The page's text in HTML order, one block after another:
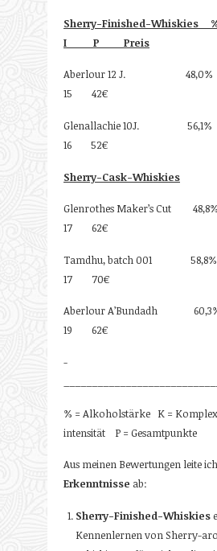
Sherry-Finished-
I P Preis
Aberlour 12 J.
15 42€
Glenallachie 10J.
16 52€
Sherry-Cask-Whiskies
Glenrothes Maker’s Cut
17 62€
Tamdhu, batch 001
17 70€
Aberlour A’Bundadh
19 62€
­­­­­­­­­­­­­­­­­­­­­­­­­­
% = Alkoholstärke K =
intensität P = Gesamtpunkte
Aus meinen Bewertungen leite ich
Erkenntnisse ab:
Sherry-Finished-Whiskies
Kennenlernen von Sherry-